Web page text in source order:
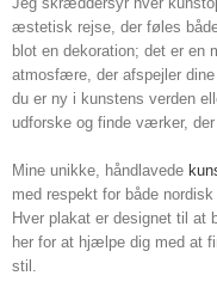
æstetisk rejse, der føles
blot en dekoration; det er en
atmosfære, der afspejler
du er ny i kunstens verden
udforske og finde værker,
Mine unikke, håndlavede
med respekt for både
Hver plakat er designet til at
her for at hjælpe dig med at
stil.